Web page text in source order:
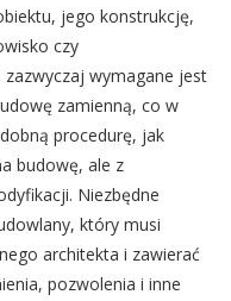
jego konstrukcję,
czy
wymagane jest
zamienną, co w
procedurę, jak
budowę, ale z
Niezbędne
który musi
architekta i zawierać
pozwolenia i inne